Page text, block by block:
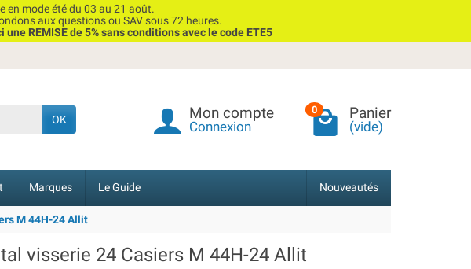
en mode été du 03 au 21 août.
aux questions ou SAV sous 72 heures.
REMISE de 5% sans conditions avec le code ETE5
OK Mon compte
Connexion
0 Panier
(vide)
Marques Le Guide Nouveautés
M 44H-24 Allit
visserie 24 Casiers M 44H-24 Allit